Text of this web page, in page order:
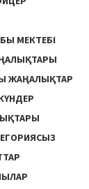
МЕКТЕБІ
ЖАҢАЛЫҚТАР